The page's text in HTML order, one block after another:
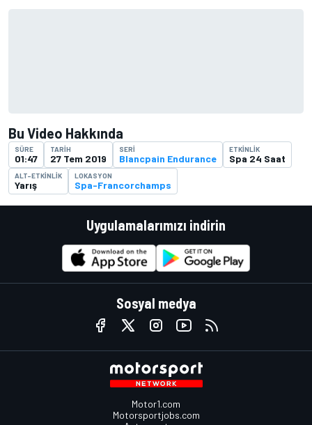
Bu Video Hakkında
SÜRE
01:47
TARIH
27 Tem 2019
SERI
Blancpain Endurance
ETKINLIK
Spa 24 Saat
ALT-ETKINLIK
Yarış
LOKASYON
Spa-Francorchamps
Uygulamalarımızı indirin
Sosyal medya
Motor1.com
Motorsportjobs.com